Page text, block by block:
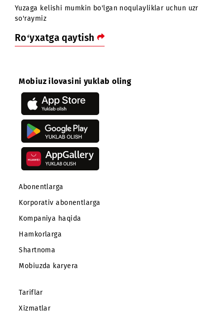
xizmatlarining sifati qisqa muddatga yomonlashishi
mumkin.
Yuzaga kelishi mumkin bo'lgan noqulayliklar uchun uzr
Ro‘yxatga qaytish
Mobiuz ilovasini yuklab oling
Abonentlarga
Korporativ abonentlarga